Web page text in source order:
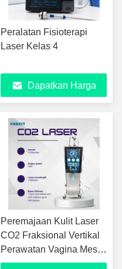
Peralatan Fisioterapi
Laser Kelas 4
Dapatkan Harga
Peremajaan Kulit Laser
CO2 Fraksional Vertikal
Perawatan Vagina Mesin
Peremajaan Kulit Laser